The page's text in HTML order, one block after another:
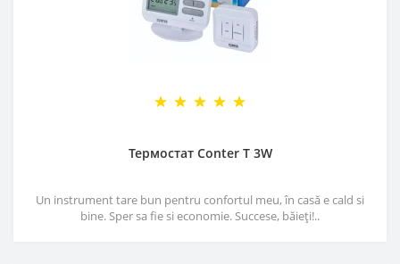
Термостат Conter T 3W
Un instrument tare bun pentru confortul meu, în casă e cald si
bine. Sper sa fie si economie. Succese, băieți!..